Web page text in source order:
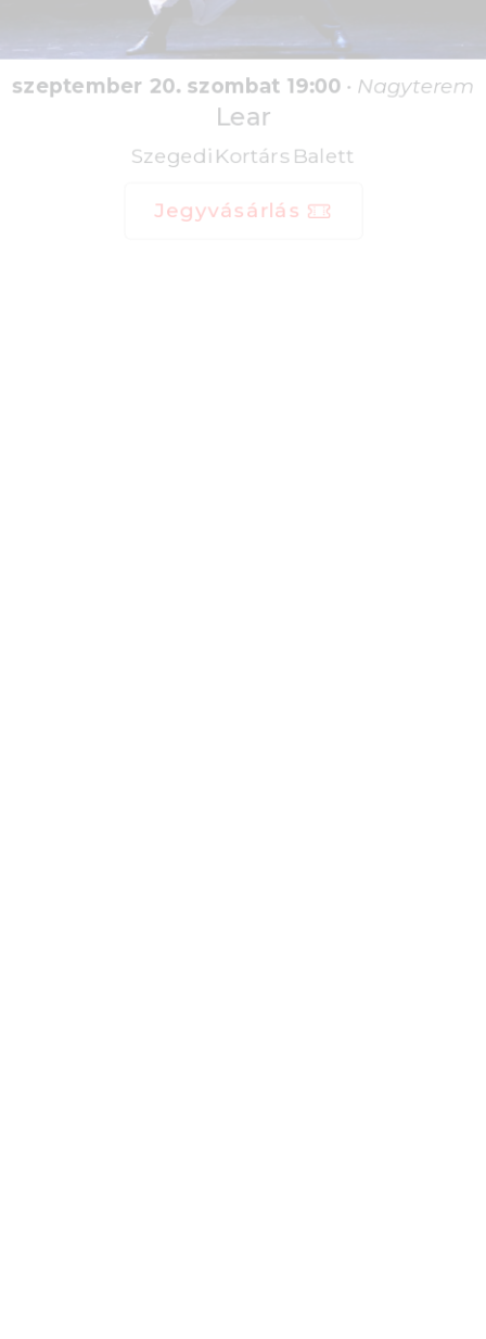
szeptember 20. szombat 19:00 • Nagyterem
Lear